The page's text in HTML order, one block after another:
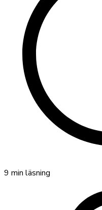
9 min läsning